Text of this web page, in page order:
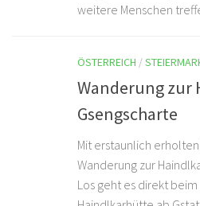
weitere Menschen
ÖSTERREICH /
Wanderung
Gsengscharte
Mit erstaunlich
Wanderung zur
Los geht es direkt